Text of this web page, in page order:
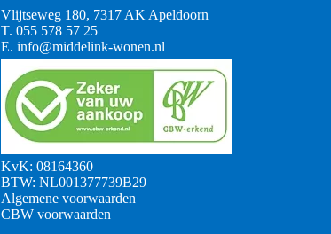
Vlijtseweg 180, 7317 AK Apeldoorn
T. 055 578 57 25
E. info@middelink-wonen.nl
KvK: 08164360
BTW: NL001377739B29
Algemene voorwaarden
CBW voorwaarden